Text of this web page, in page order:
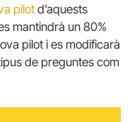
pilot d’aquests
mantindrà un 80%
pilot i es modificarà
de preguntes com